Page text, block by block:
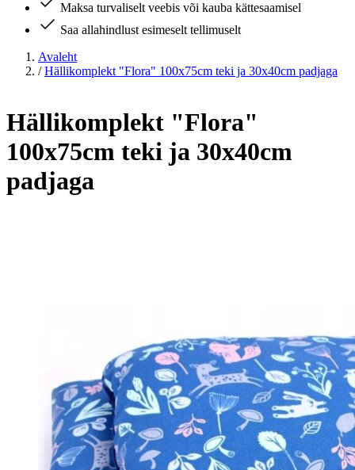
Maksa turvaliselt veebis või kauba kättesaamisel
Saa allahindlust esimeselt tellimuselt
Avaleht
/ Hällikomplekt "Flora" 100x75cm teki ja 30x40cm padjaga
Hällikomplekt "Flora"
100x75cm teki ja 30x40cm
padjaga